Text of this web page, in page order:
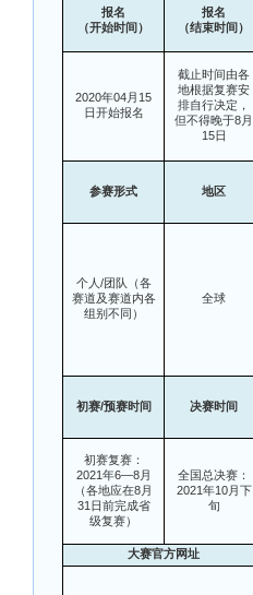
报名
（开始时间）
报名
（结束时间）
2020年04月15
日开始报名
截止时间由各
地根据复赛安
排自行决定，
但不得晚于8月
15日
参赛形式 地区
个人/团队（各
赛道及赛道内各
组别不同）
全球
初赛/预赛时间 决赛时间
初赛复赛：
2021年6—8月
（各地应在8月
31日前完成省
级复赛）
全国总决赛：
2021年10月下
旬
大赛官方网址